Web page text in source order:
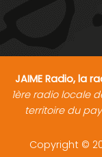
JAIME Radio, la
1ère radio locale
territoire du
Copyright ©